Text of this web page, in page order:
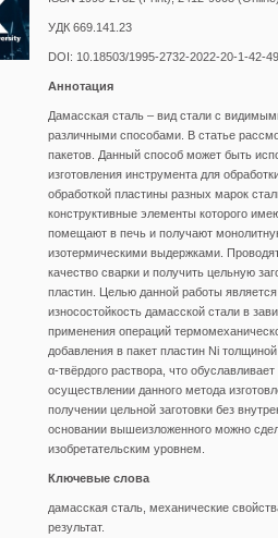
УДК 669.141.23
DOI: 10.18503/1995-2732-2022-20-1-42-49
Аннотация
Дамасская сталь – вид стали с
различными способами. В статье
пакетов. Данный способ может быть
изготовления инструмента для
обработкой пластины разных марок
конструктивные элементы которого
помещают в печь и получают
изотермическими выдержками.
качество сварки и получить цельную
пластин. Целью данной работы
износостойкость дамасской стали в
применения операций
добавления в пакет пластин Ni
α-твёрдого раствора, что
осуществлении данного метода
получении цельной заготовки без
основании вышеизложенного можно
изобретательским уровнем.
Ключевые слова
дамасская сталь, механические
результат.